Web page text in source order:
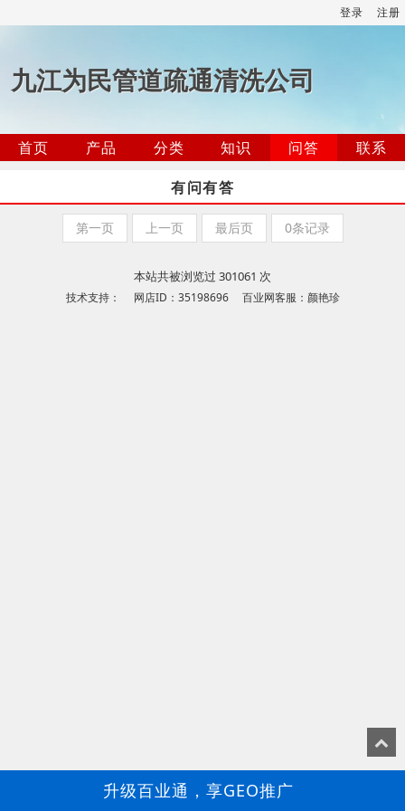
登录 注册
九江为民管道疏通清洗公司
首页 产品 分类 知识 问答
联系
有问有答
第一页 上一页 最后页 0条记录
本站共被浏览过 301061 次
技术支持： 网店ID：35198696 百业网客服：颜艳珍
升级百业通，享GEO推广